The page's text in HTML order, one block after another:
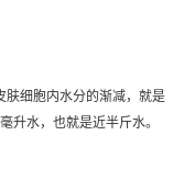
细胞内水分的渐减，就是
升水，也就是近半斤水。